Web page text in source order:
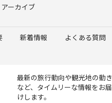
アーカイブ
新着情報 よくある質問
最新の旅行動向や観光地の動き
など、タイムリーな情報をお届
けします。